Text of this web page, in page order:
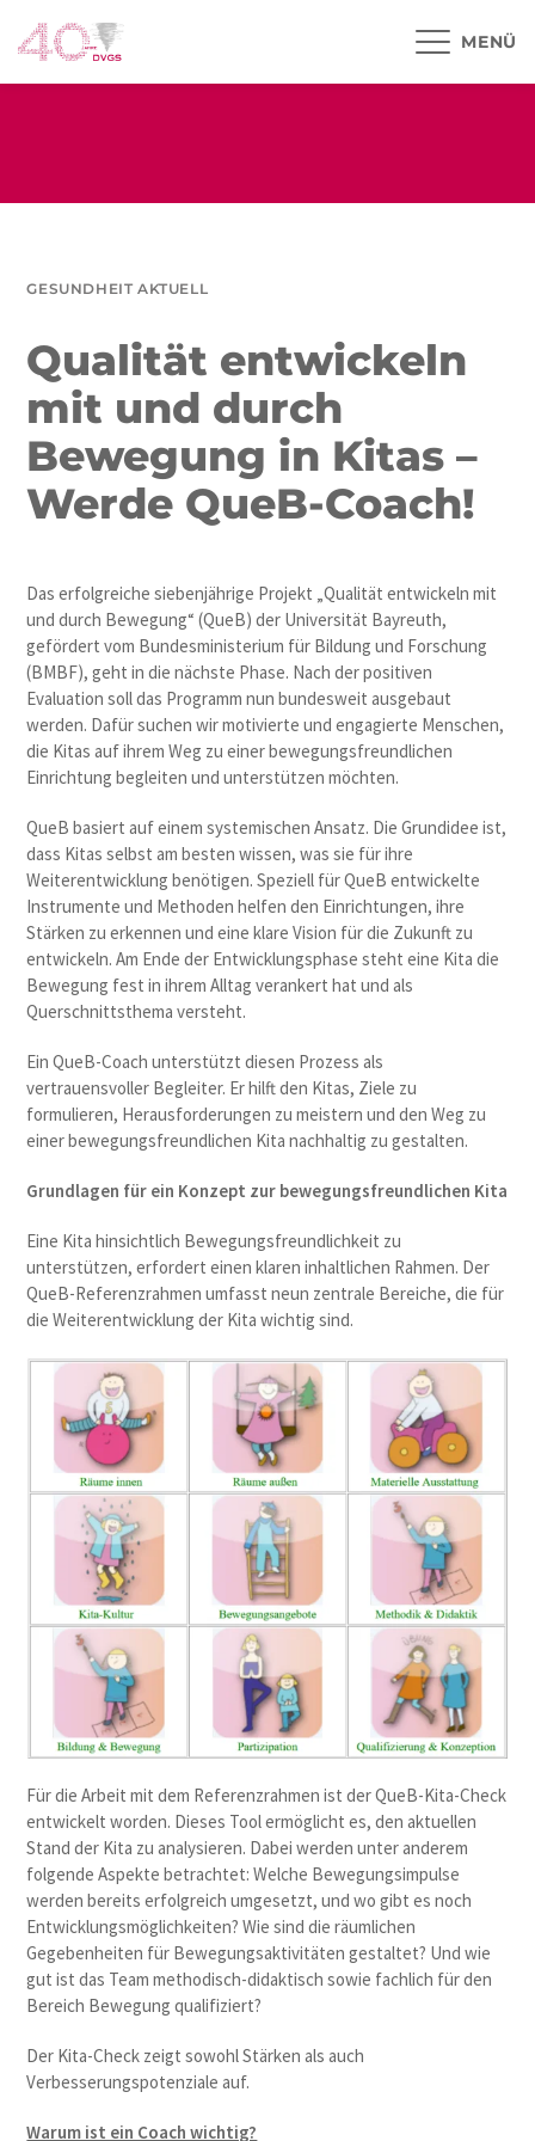
GESUNDHEIT AKTUELL
Qualität entwickeln
mit und durch
Bewegung in Kitas –
Werde QueB-Coach!
Das erfolgreiche siebenjährige Projekt „Qualität entwickeln mit
und durch Bewegung“ (QueB) der Universität Bayreuth,
gefördert vom Bundesministerium für Bildung und Forschung
(BMBF), geht in die nächste Phase. Nach der positiven
Evaluation soll das Programm nun bundesweit ausgebaut
werden. Dafür suchen wir motivierte und engagierte Menschen,
die Kitas auf ihrem Weg zu einer bewegungsfreundlichen
Einrichtung begleiten und unterstützen möchten.
QueB basiert auf einem systemischen Ansatz. Die Grundidee ist,
dass Kitas selbst am besten wissen, was sie für ihre
Weiterentwicklung benötigen. Speziell für QueB entwickelte
Instrumente und Methoden helfen den Einrichtungen, ihre
Stärken zu erkennen und eine klare Vision für die Zukunft zu
entwickeln. Am Ende der Entwicklungsphase steht eine Kita die
Bewegung fest in ihrem Alltag verankert hat und als
Querschnittsthema versteht.
Ein QueB-Coach unterstützt diesen Prozess als
vertrauensvoller Begleiter. Er hilft den Kitas, Ziele zu
formulieren, Herausforderungen zu meistern und den Weg zu
einer bewegungsfreundlichen Kita nachhaltig zu gestalten.
Grundlagen für ein Konzept zur bewegungsfreundlichen Kita
Eine Kita hinsichtlich Bewegungsfreundlichkeit zu
unterstützen, erfordert einen klaren inhaltlichen Rahmen. Der
QueB-Referenzrahmen umfasst neun zentrale Bereiche, die für
die Weiterentwicklung der Kita wichtig sind.
Für die Arbeit mit dem Referenzrahmen ist der QueB-Kita-Check
entwickelt worden. Dieses Tool ermöglicht es, den aktuellen
Stand der Kita zu analysieren. Dabei werden unter anderem
folgende Aspekte betrachtet: Welche Bewegungsimpulse
werden bereits erfolgreich umgesetzt, und wo gibt es noch
Entwicklungsmöglichkeiten? Wie sind die räumlichen
Gegebenheiten für Bewegungsaktivitäten gestaltet? Und wie
gut ist das Team methodisch-didaktisch sowie fachlich für den
Bereich Bewegung qualifiziert?
Der Kita-Check zeigt sowohl Stärken als auch
Verbesserungspotenziale auf.
Warum ist ein Coach wichtig?
MENÜ